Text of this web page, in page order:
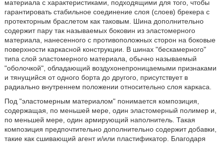
материала с характеристиками, подходящими для того, чтобы
гарантировать стабильное соединение слоя (слоев) брекера с
протекторным браслетом как таковым. Шина дополнительно
содержит пару так называемых боковин из эластомерного
материала, нанесенного с противоположных сторон на боковые
поверхности каркасной конструкции. В шинах "бескамерного"
типа слой эластомерного материала, обычно называемый
"оболочкой", обладающий воздухонепроницаемыми признаками
и тянущийся от одного борта до другого, присутствует в
радиально внутреннем положении относительно слоя каркаса.
Под "эластомерным материалом" понимается композиция,
содержащая, по меньшей мере, один эластомерный полимер и,
по меньшей мере, один армирующий наполнитель. Такая
композиция предпочтительно дополнительно содержит добавки,
такие как сшивающий агент и/или пластификатор. Благодаря